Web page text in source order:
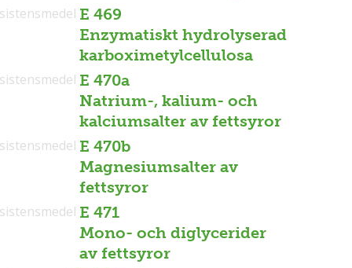
E 469
Enzymatiskt hydrolyserad
karboximetylcellulosa
E 470a
Natrium-, kalium- och
kalciumsalter av fettsyror
E 470b
Magnesiumsalter av
fettsyror
E 471
Mono- och diglycerider
av fettsyror